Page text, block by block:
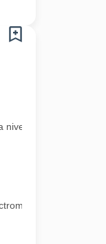
nacional y más
pintura,